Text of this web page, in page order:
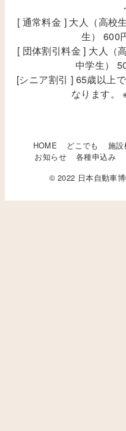
[ 通常料金 ] 大人（高校
生） 600
[ 団体割引料金 ] 大人（
中学生）
[シニア割引 ] 65歳以上
なります。
HOME どこでも 施設
お知らせ
各種申込み
© 2022 日本自動車